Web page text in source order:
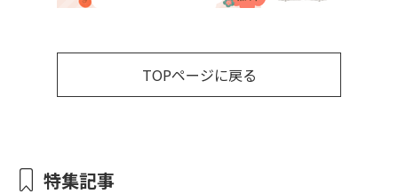
TOPページに戻る
特集記事